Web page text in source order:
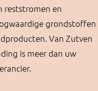
reststromen en
grondstoffen
Van Zutven
is meer dan uw